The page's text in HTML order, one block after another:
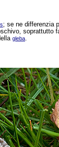
; se ne differenzia
soprattutto
gleba.